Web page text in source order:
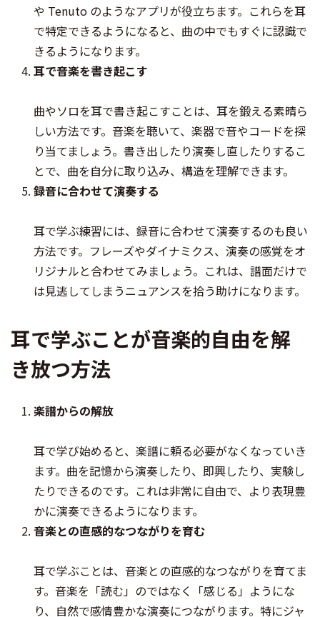
や Tenuto のようなアプリが役立ちます。これらを耳
で特定できるようになると、曲の中でもすぐに認識で
きるようになります。
耳で音楽を書き起こす
曲やソロを耳で書き起こすことは、耳を鍛える素晴ら
しい方法です。音楽を聴いて、楽器で音やコードを探
り当てましょう。書き出したり演奏し直したりするこ
とで、曲を自分に取り込み、構造を理解できます。
録音に合わせて演奏する
耳で学ぶ練習には、録音に合わせて演奏するのも良い
方法です。フレーズやダイナミクス、演奏の感覚をオ
リジナルと合わせてみましょう。これは、譜面だけで
は見逃してしまうニュアンスを拾う助けになります。
耳で学ぶことが音楽的自由を解
き放つ方法
楽譜からの解放
耳で学び始めると、楽譜に頼る必要がなくなっていき
ます。曲を記憶から演奏したり、即興したり、実験し
たりできるのです。これは非常に自由で、より表現豊
かに演奏できるようになります。
音楽との直感的なつながりを育む
耳で学ぶことは、音楽との直感的なつながりを育てま
す。音楽を「読む」のではなく「感じる」ようにな
り、自然で感情豊かな演奏につながります。特にジャ